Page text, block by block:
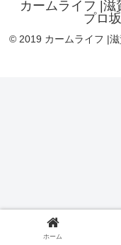
カームライフ |
プロ
© 2019 カームライフ |
ホーム